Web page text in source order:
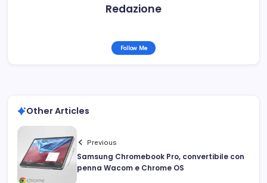
Redazione
Follow Me
Other Articles
Previous
Samsung Chromebook Pro, convertibile con
penna Wacom e Chrome OS